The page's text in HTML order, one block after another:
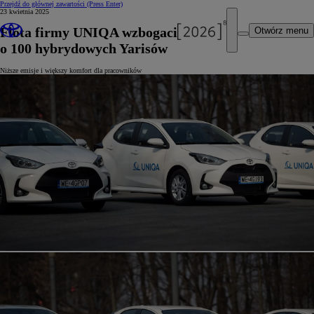
Przejdź do głównej zawartości (Press Enter)
Otwórz menu
23 kwietnia 2025
Flota firmy UNIQA wzbogaciła się
o 100 hybrydowych Yarisów
Niższe emisje i większy komfort dla pracowników